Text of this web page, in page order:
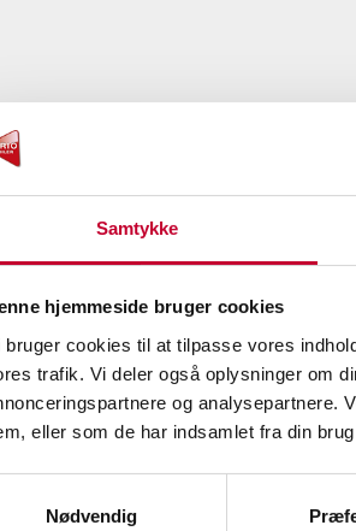
Samtykke
hjemmeside bruger cookies
bruger cookies til at tilpasse vores
trafik. Vi deler også oplysninger om
og analysepartnere.
eller som de har indsamlet fra din
Nødvendig